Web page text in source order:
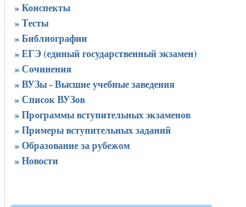
» Конспекты
» Тесты
» Библиографии
» ЕГЭ (единый государственный экзамен)
» Сочинения
» ВУЗы - Высшие учебные заведения
» Список ВУЗов
» Программы вступительных экзаменов
» Примеры вступительных заданий
» Образование за рубежом
» Новости